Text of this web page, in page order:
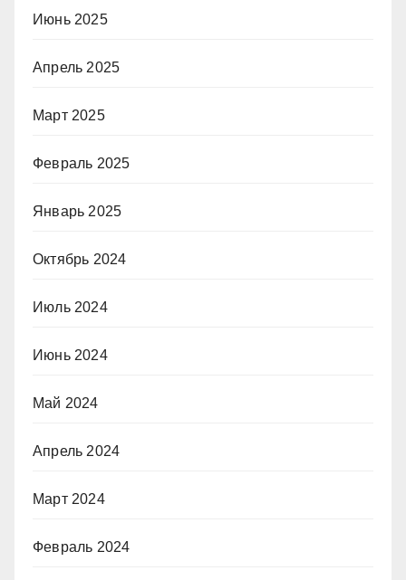
Июнь 2025
Апрель 2025
Март 2025
Февраль 2025
Январь 2025
Октябрь 2024
Июль 2024
Июнь 2024
Май 2024
Апрель 2024
Март 2024
Февраль 2024